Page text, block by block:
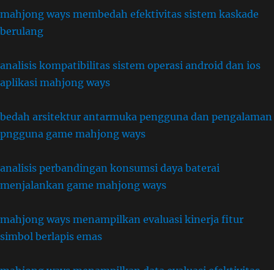
mahjong ways membedah efektivitas sistem kaskade
berulang
analisis kompatibilitas sistem operasi android dan ios
aplikasi mahjong ways
bedah arsitektur antarmuka pengguna dan pengalaman
pngguna game mahjong ways
analisis perbandingan konsumsi daya baterai
menjalankan game mahjong ways
mahjong ways menampilkan evaluasi kinerja fitur
simbol berlapis emas